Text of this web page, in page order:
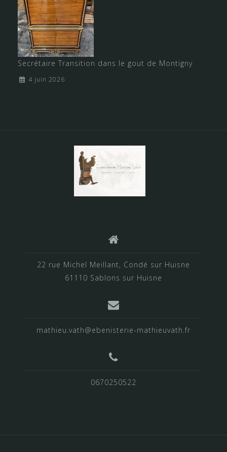
Secrétaire Transition dans le gout de Montigny
4 juin 2026
22 rue Michel Meillant, Condé sur Huisne
61110 Sablons sur Huisne
mathieu.vath@ebenisterie-mathieuvath.fr
0670250522